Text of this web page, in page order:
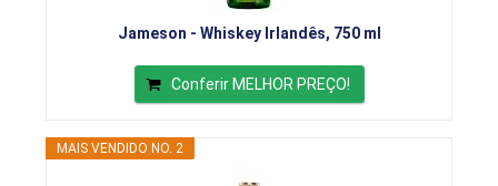
Jameson - Whiskey Irlandês, 750 ml
Conferir MELHOR PREÇO!
MAIS VENDIDO NO. 2